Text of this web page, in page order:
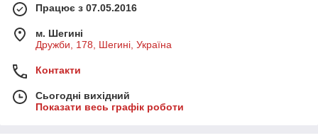
Працює з 07.05.2016
м. Шегині
Дружби, 178, Шегині, Україна
Контакти
Сьогодні вихідний
Показати весь графік роботи